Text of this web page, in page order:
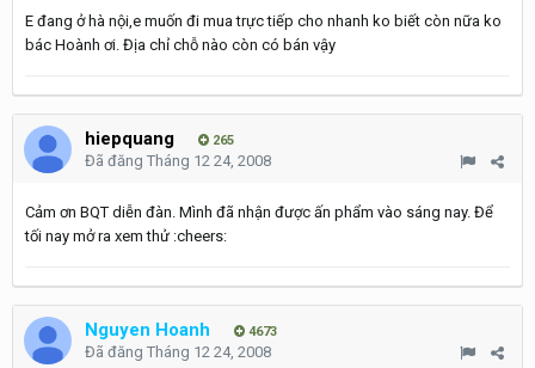
E đang ở hà nội,e muốn đi mua trực tiếp cho nhanh ko biết còn nữa ko
bác Hoành ơi. Địa chỉ chỗ nào còn có bán vậy
hiepquang 265
Đã đăng Tháng 12 24, 2008
Cảm ơn BQT diễn đàn. Mình đã nhận được ấn phẩm vào sáng nay. Để
tối nay mở ra xem thử :cheers:
Nguyen Hoanh 4673
Đã đăng Tháng 12 24, 2008